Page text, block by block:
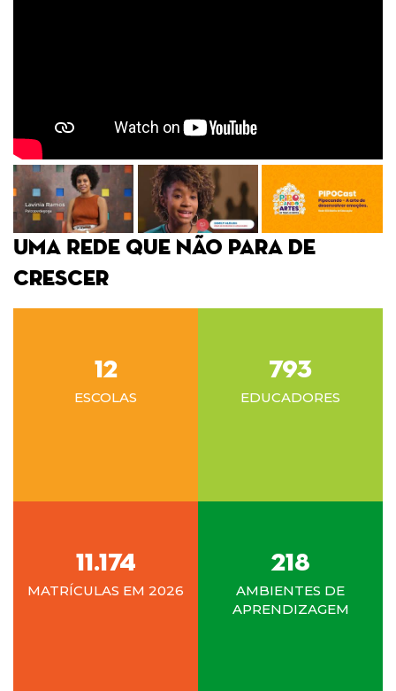
Uma Rede que não para de
crescer
12
ESCOLAS
793
EDUCADORES
11.174
MATRÍCULAS EM 2026
218
AMBIENTES DE
APRENDIZAGEM